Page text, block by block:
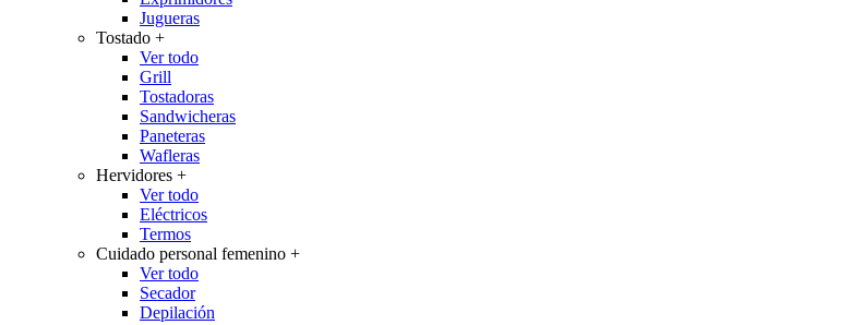
Jugueras
Tostado +
Ver todo
Grill
Tostadoras
Sandwicheras
Paneteras
Wafleras
Hervidores +
Ver todo
Eléctricos
Termos
Cuidado personal femenino +
Ver todo
Secador
Depilación